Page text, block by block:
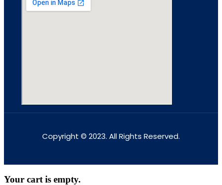
Copyright © 2023. All Rights Reserved.
Your cart is empty.